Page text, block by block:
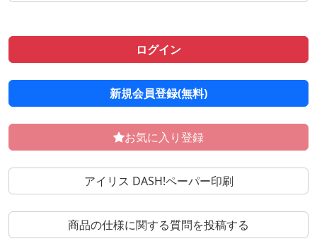
ログイン
新規会員登録(無料)
お気に入り登録
アイリス DASH!ペーパー印刷
商品の仕様に関する質問を投稿する